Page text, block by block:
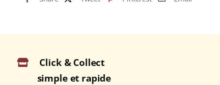
Blanc
Bouteille
75cl
Click & Collect
simple et rapide